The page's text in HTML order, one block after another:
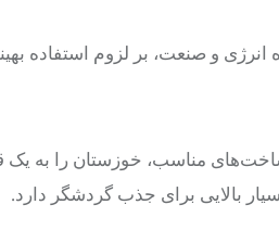
و صنعت، بر لزوم استفاده
مناسب، خوزستان را به یک
بالایی برای جذب گردشگر دارد.